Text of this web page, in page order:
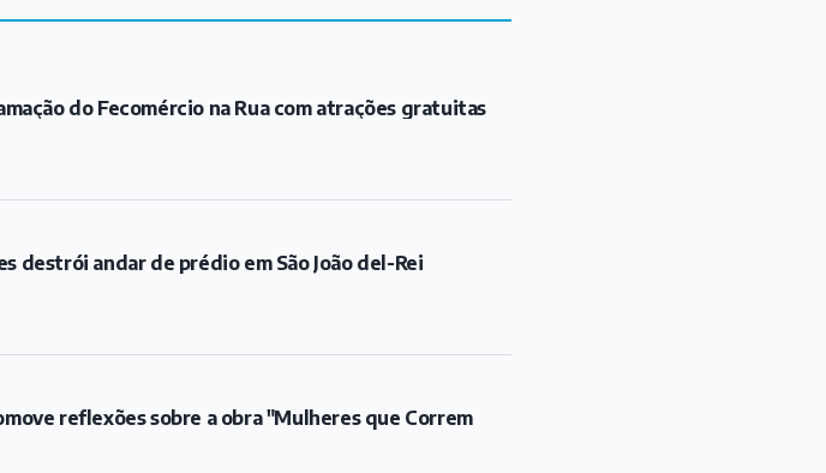
do Fecomércio na Rua com atrações gratuitas
destrói andar de prédio em São João del-Rei
reflexões sobre a obra "Mulheres que Correm